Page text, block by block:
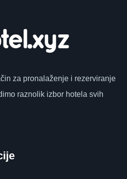
za pronalaženje i rezerviranje
raznolik izbor hotela svih